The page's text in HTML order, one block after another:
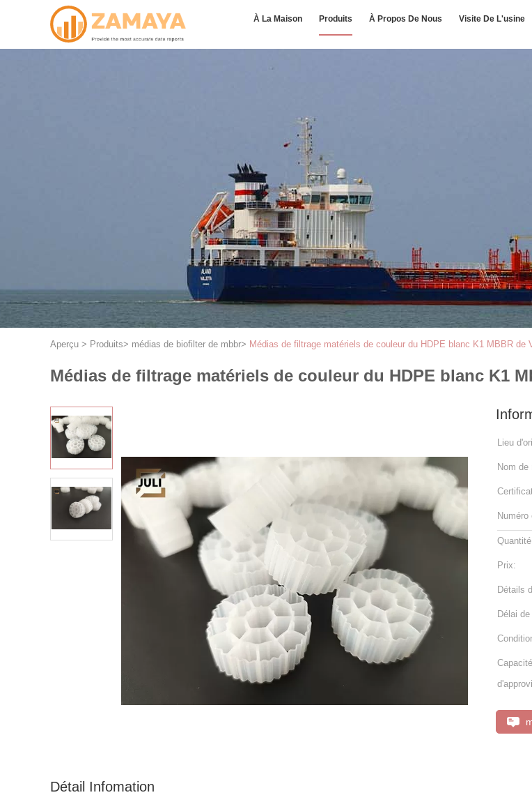
À La Maison Produits À Propos De Nous Visite De L'usine
Aperçu > Produits> médias de biofilter de mbbr> Médias de filtrage matériels de couleur du HDPE blanc K1 MBBR de
Médias de filtrage matériels de couleur du HDPE blanc K1
Lieu
Nom de
Numéro
Prix:
Détails
Délai
Capacité
Détail Infomation